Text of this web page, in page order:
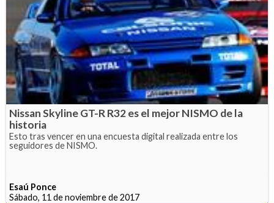
Nissan Skyline GT-R R32 es el mejor NISMO de la
historia
Esto tras vencer en una encuesta digital realizada entre los
seguidores de NISMO.
Esaú Ponce
Sábado, 11 de noviembre de 2017